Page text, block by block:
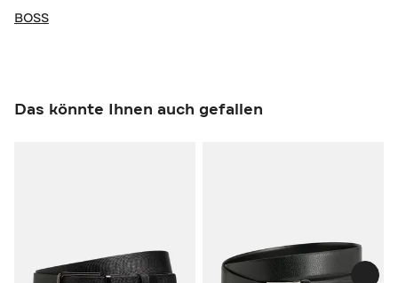
BOSS
Das könnte Ihnen auch gefallen